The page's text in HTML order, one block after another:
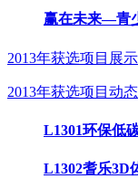
赢在未来—青
2013年获选项目展示
2013年获选项目动态
L1301环保低
L1302耆乐3D